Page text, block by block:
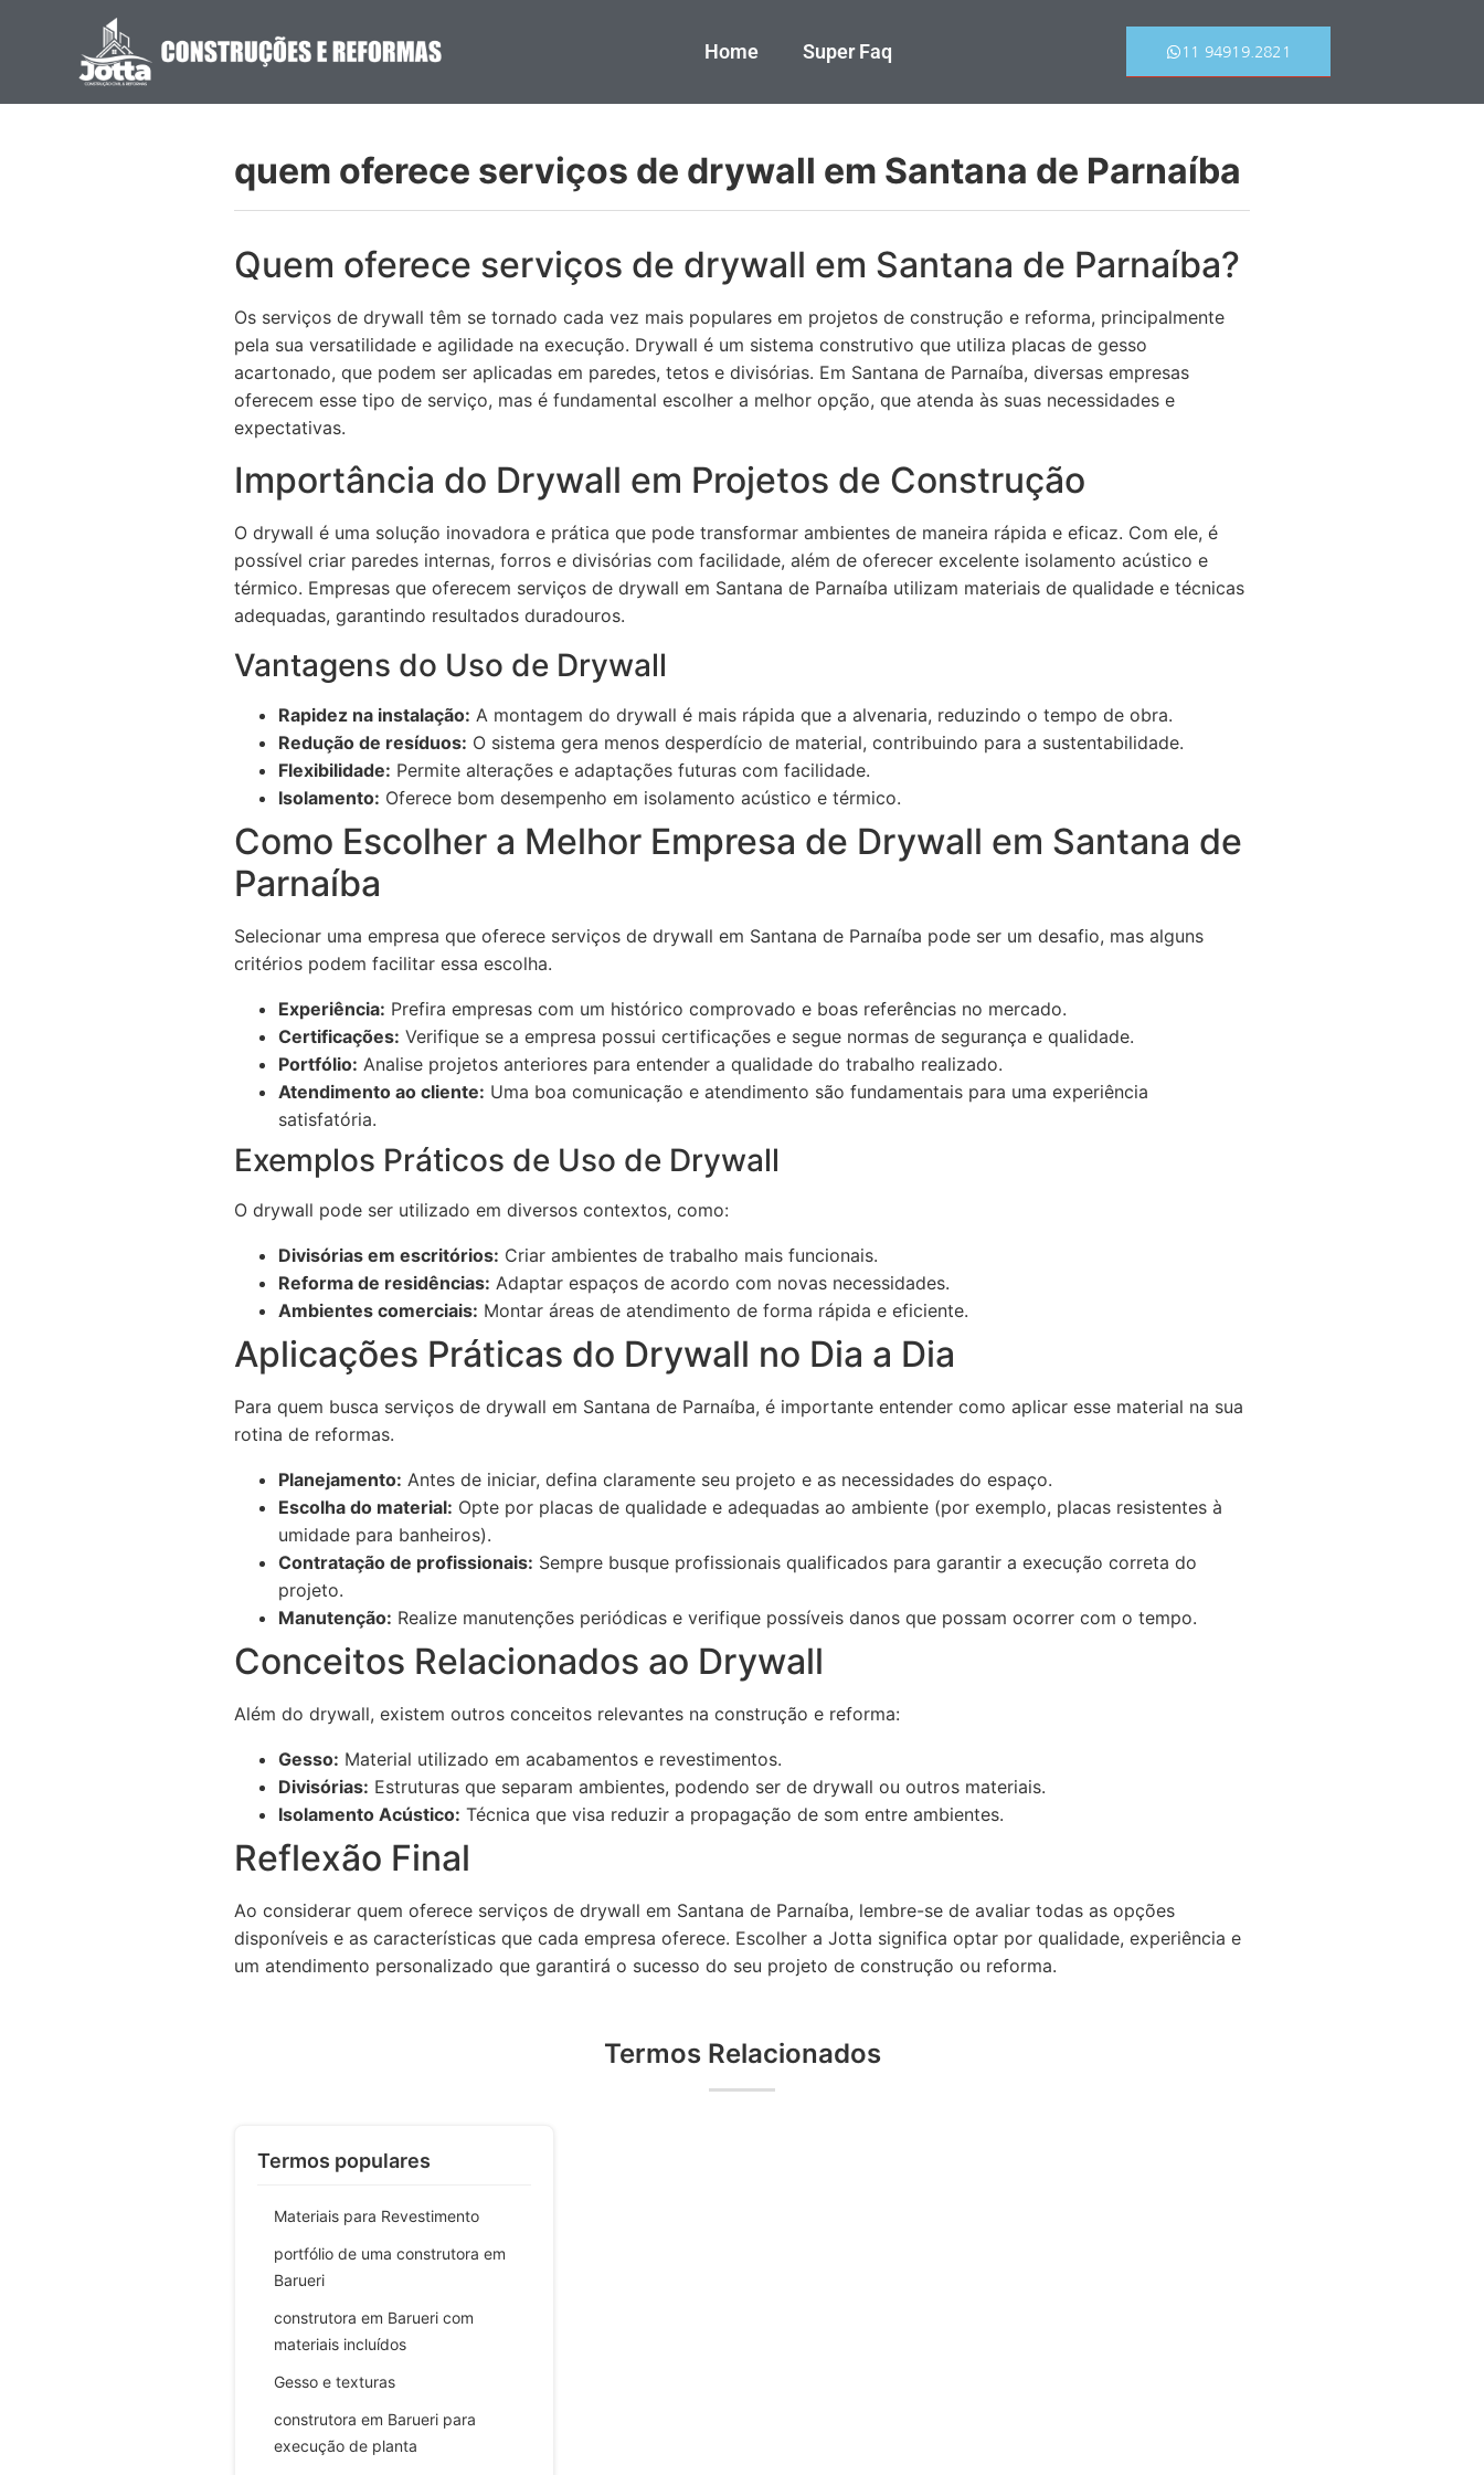
Home Super Faq 11 94919.2821
quem oferece serviços de drywall em Santana de Parnaíba
Quem oferece serviços de drywall em Santana de Parnaíba?
Os serviços de drywall têm se tornado cada vez mais populares em projetos de construção e reforma, principalmente
pela sua versatilidade e agilidade na execução. Drywall é um sistema construtivo que utiliza placas de gesso
acartonado, que podem ser aplicadas em paredes, tetos e divisórias. Em Santana de Parnaíba, diversas empresas
oferecem esse tipo de serviço, mas é fundamental escolher a melhor opção, que atenda às suas necessidades e
expectativas.
Importância do Drywall em Projetos de Construção
O drywall é uma solução inovadora e prática que pode transformar ambientes de maneira rápida e eficaz. Com ele, é
possível criar paredes internas, forros e divisórias com facilidade, além de oferecer excelente isolamento acústico e
térmico. Empresas que oferecem serviços de drywall em Santana de Parnaíba utilizam materiais de qualidade e técnicas
adequadas, garantindo resultados duradouros.
Vantagens do Uso de Drywall
Rapidez na instalação: A montagem do drywall é mais rápida que a alvenaria, reduzindo o tempo de obra.
Redução de resíduos: O sistema gera menos desperdício de material, contribuindo para a sustentabilidade.
Flexibilidade: Permite alterações e adaptações futuras com facilidade.
Isolamento: Oferece bom desempenho em isolamento acústico e térmico.
Como Escolher a Melhor Empresa de Drywall em Santana de
Parnaíba
Selecionar uma empresa que oferece serviços de drywall em Santana de Parnaíba pode ser um desafio, mas alguns
critérios podem facilitar essa escolha.
Experiência: Prefira empresas com um histórico comprovado e boas referências no mercado.
Certificações: Verifique se a empresa possui certificações e segue normas de segurança e qualidade.
Portfólio: Analise projetos anteriores para entender a qualidade do trabalho realizado.
Atendimento ao cliente: Uma boa comunicação e atendimento são fundamentais para uma experiência
satisfatória.
Exemplos Práticos de Uso de Drywall
O drywall pode ser utilizado em diversos contextos, como:
Divisórias em escritórios: Criar ambientes de trabalho mais funcionais.
Reforma de residências: Adaptar espaços de acordo com novas necessidades.
Ambientes comerciais: Montar áreas de atendimento de forma rápida e eficiente.
Aplicações Práticas do Drywall no Dia a Dia
Para quem busca serviços de drywall em Santana de Parnaíba, é importante entender como aplicar esse material na sua
rotina de reformas.
Planejamento: Antes de iniciar, defina claramente seu projeto e as necessidades do espaço.
Escolha do material: Opte por placas de qualidade e adequadas ao ambiente (por exemplo, placas resistentes à
umidade para banheiros).
Contratação de profissionais: Sempre busque profissionais qualificados para garantir a execução correta do
projeto.
Manutenção: Realize manutenções periódicas e verifique possíveis danos que possam ocorrer com o tempo.
Conceitos Relacionados ao Drywall
Além do drywall, existem outros conceitos relevantes na construção e reforma:
Gesso: Material utilizado em acabamentos e revestimentos.
Divisórias: Estruturas que separam ambientes, podendo ser de drywall ou outros materiais.
Isolamento Acústico: Técnica que visa reduzir a propagação de som entre ambientes.
Reflexão Final
Ao considerar quem oferece serviços de drywall em Santana de Parnaíba, lembre-se de avaliar todas as opções
disponíveis e as características que cada empresa oferece. Escolher a Jotta significa optar por qualidade, experiência e
um atendimento personalizado que garantirá o sucesso do seu projeto de construção ou reforma.
Termos Relacionados
Termos populares
Materiais para Revestimento
portfólio de uma construtora em
Barueri
construtora em Barueri com
materiais incluídos
Gesso e texturas
construtora em Barueri para
execução de planta